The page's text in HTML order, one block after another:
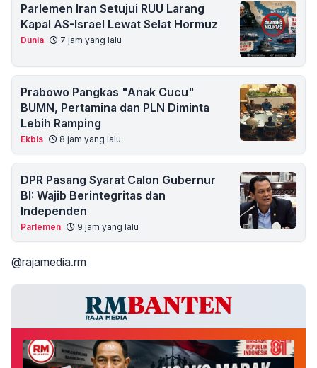
Parlemen Iran Setujui RUU Larang
Kapal AS-Israel Lewat Selat Hormuz
Dunia 7 jam yang lalu
Prabowo Pangkas "Anak Cucu"
BUMN, Pertamina dan PLN Diminta
Lebih Ramping
Ekbis 8 jam yang lalu
DPR Pasang Syarat Calon Gubernur
BI: Wajib Berintegritas dan
Independen
Parlemen 9 jam yang lalu
@rajamedia.rm